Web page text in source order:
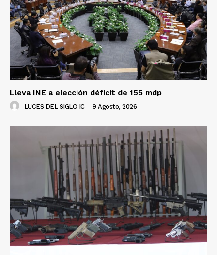
Lleva INE a elección déficit de 155 mdp
LUCES DEL SIGLO IC - 9 Agosto, 2026